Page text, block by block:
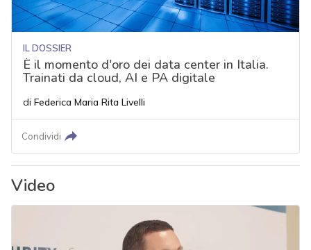
IL DOSSIER
È il momento d'oro dei data center in Italia.
Trainati da cloud, AI e PA digitale
di Federica Maria Rita Livelli
Condividi
Video